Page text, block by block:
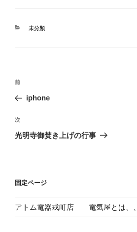
カ
未分類
投
ナ
ビ
ゲ
ン
前
の
稿
前
iphone
次
の
次
光明寺御焚き上げの行事
固定ページ
アトム電器戎町店 電気屋とは、、